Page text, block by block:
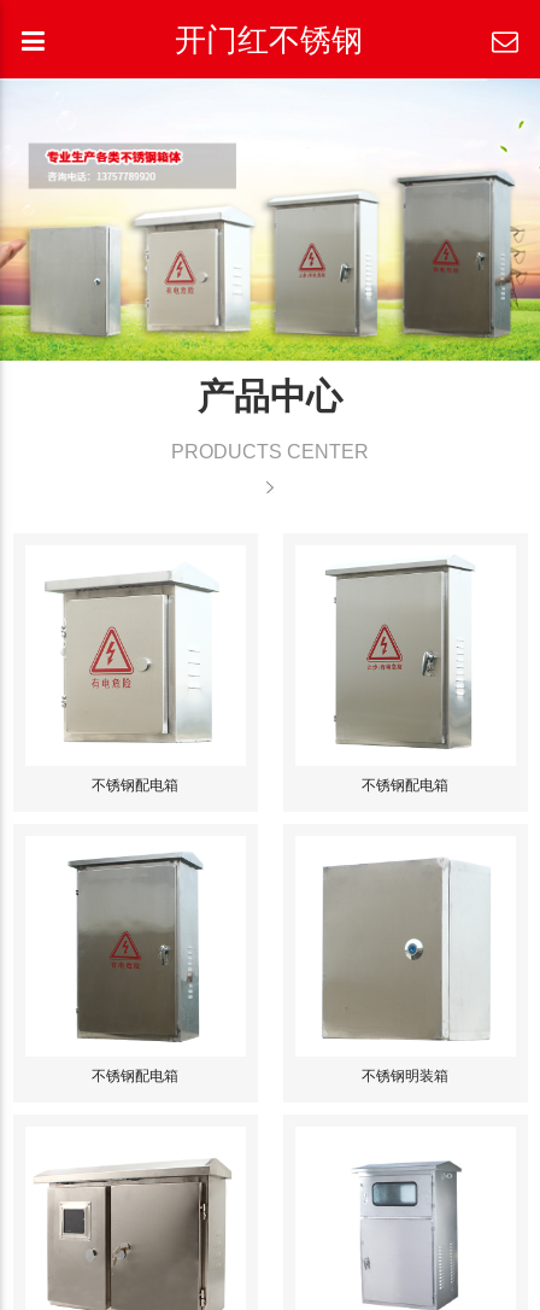
开门红不锈钢
产品中心
PRODUCTS CENTER
不锈钢配电箱 不锈钢配电箱
不锈钢配电箱 不锈钢明装箱